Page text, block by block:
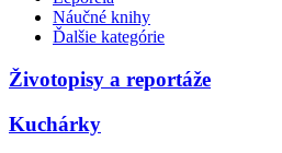
Náučné knihy
Ďalšie kategórie
Životopisy a reportáže
Kuchárky